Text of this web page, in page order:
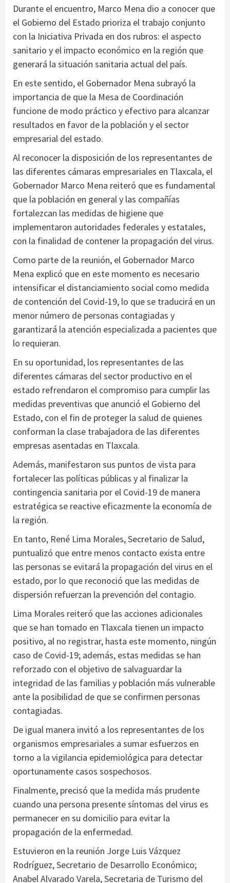
Durante el encuentro, Marco Mena dio a conocer que
el Gobierno del Estado prioriza el trabajo conjunto
con la Iniciativa Privada en dos rubros: el aspecto
sanitario y el impacto económico en la región que
generará la situación sanitaria actual del país.
En este sentido, el Gobernador Mena subrayó la
importancia de que la Mesa de Coordinación
funcione de modo práctico y efectivo para alcanzar
resultados en favor de la población y el sector
empresarial del estado.
Al reconocer la disposición de los representantes de
las diferentes cámaras empresariales en Tlaxcala, el
Gobernador Marco Mena reiteró que es fundamental
que la población en general y las compañías
fortalezcan las medidas de higiene que
implementaron autoridades federales y estatales,
con la finalidad de contener la propagación del virus.
Como parte de la reunión, el Gobernador Marco
Mena explicó que en este momento es necesario
intensificar el distanciamiento social como medida
de contención del Covid-19, lo que se traducirá en un
menor número de personas contagiadas y
garantizará la atención especializada a pacientes que
lo requieran.
En su oportunidad, los representantes de las
diferentes cámaras del sector productivo en el
estado refrendaron el compromiso para cumplir las
medidas preventivas que anunció el Gobierno del
Estado, con el fin de proteger la salud de quienes
conforman la clase trabajadora de las diferentes
empresas asentadas en Tlaxcala.
Además, manifestaron sus puntos de vista para
fortalecer las políticas públicas y al finalizar la
contingencia sanitaria por el Covid-19 de manera
estratégica se reactive eficazmente la economía de
la región.
En tanto, René Lima Morales, Secretario de Salud,
puntualizó que entre menos contacto exista entre
las personas se evitará la propagación del virus en el
estado, por lo que reconoció que las medidas de
dispersión refuerzan la prevención del contagio.
Lima Morales reiteró que las acciones adicionales
que se han tomado en Tlaxcala tienen un impacto
positivo, al no registrar, hasta este momento, ningún
caso de Covid-19; además, estas medidas se han
reforzado con el objetivo de salvaguardar la
integridad de las familias y población más vulnerable
ante la posibilidad de que se confirmen personas
contagiadas.
De igual manera invitó a los representantes de los
organismos empresariales a sumar esfuerzos en
torno a la vigilancia epidemiológica para detectar
oportunamente casos sospechosos.
Finalmente, precisó que la medida más prudente
cuando una persona presente síntomas del virus es
permanecer en su domicilio para evitar la
propagación de la enfermedad.
Estuvieron en la reunión Jorge Luis Vázquez
Rodríguez, Secretario de Desarrollo Económico;
Anabel Alvarado Varela, Secretaria de Turismo del